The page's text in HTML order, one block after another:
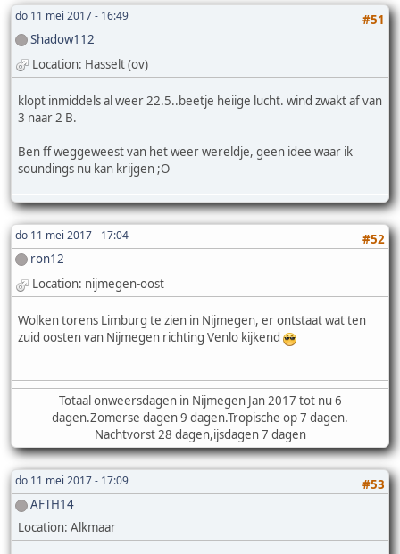
do 11 mei 2017 - 16:49
#51
Shadow112
Location: Hasselt (ov)
klopt inmiddels al weer 22.5..beetje heiige lucht. wind zwakt af van
3 naar 2 B.
Ben ff weggeweest van het weer wereldje, geen idee waar ik
soundings nu kan krijgen ;O
do 11 mei 2017 - 17:04
#52
ron12
Location: nijmegen-oost
Wolken torens Limburg te zien in Nijmegen, er ontstaat wat ten
zuid oosten van Nijmegen richting Venlo kijkend
Totaal onweersdagen in Nijmegen Jan 2017 tot nu 6
dagen.Zomerse dagen 9 dagen.Tropische op 7 dagen.
Nachtvorst 28 dagen,ijsdagen 7 dagen
do 11 mei 2017 - 17:09
#53
AFTH14
Location: Alkmaar